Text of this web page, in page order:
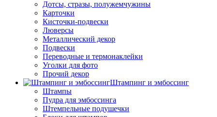
Дотсы, стразы, полужемчужины
Карточки
Кисточки-подвески
Люверсы
Металлический декор
Подвески
Переводные и термонаклейки
Уголки для фото
Прочий декор
Штампинг и эмбоссинг
Штампы
Пудра для эмбоссинга
Штемпельные подушечки